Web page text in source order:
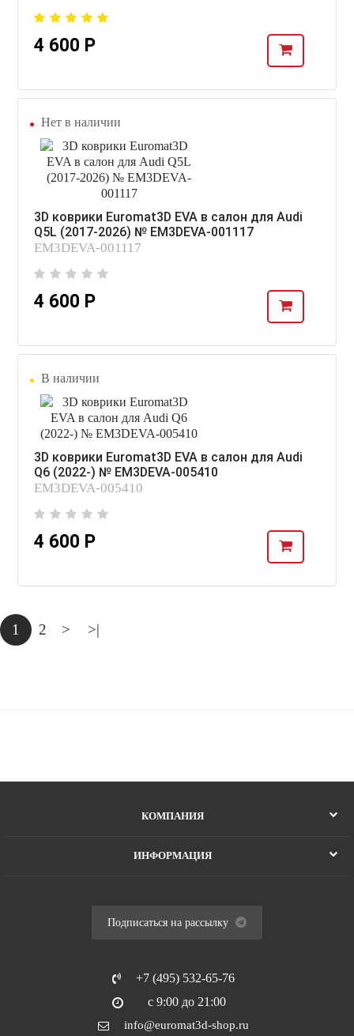
4 600 Р
Нет в наличии
3D коврики Euromat3D EVA в салон для Audi
Q5L (2017-2026) № EM3DEVA-001117
EM3DEVA-001117
4 600 Р
В наличии
3D коврики Euromat3D EVA в салон для Audi
Q6 (2022-) № EM3DEVA-005410
EM3DEVA-005410
4 600 Р
1 2 > >|
КОМПАНИЯ
ИНФОРМАЦИЯ
Подписаться на рассылку
+7 (495) 532-65-76
с 9:00 до 21:00
info@euromat3d-shop.ru